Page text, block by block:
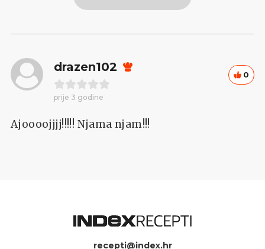
drazen102
prije 3 godine
0
Ajoooojjjj!!!!! Njama njam!!!
recepti@index.hr